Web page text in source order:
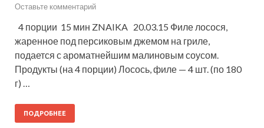
Оставьте комментарий
4 порции 15 мин ZNAIKA 20.03.15 Филе лосося,
жаренное под персиковым джемом на гриле,
подается с ароматнейшим малиновым соусом.
Продукты (на 4 порции) Лосось, филе — 4 шт. (по 180
г) …
ПОДРОБНЕЕ